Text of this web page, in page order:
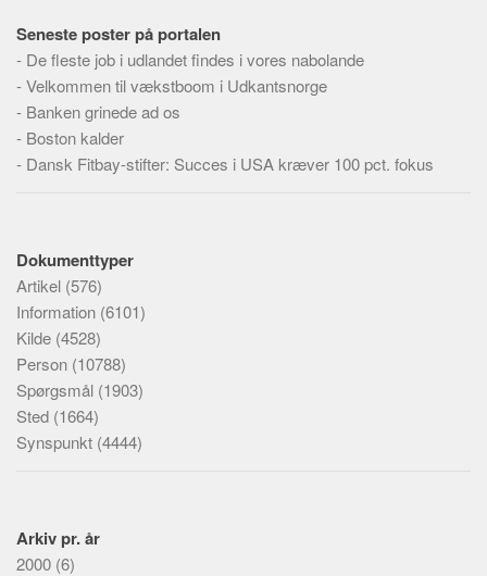
Seneste poster på portalen
- De fleste job i udlandet findes i vores nabolande
-Velkommen til vækstboom i Udkantsnorge
- Banken grinede ad os
- Boston kalder
- Dansk Fitbay-stifter: Succes i USA kræver 100 pct. fokus
Dokumenttyper
Artikel (576)
Information (6101)
Kilde (4528)
Person (10788)
Spørgsmål (1903)
Sted (1664)
Synspunkt (4444)
Arkiv pr. år
2000 (6)